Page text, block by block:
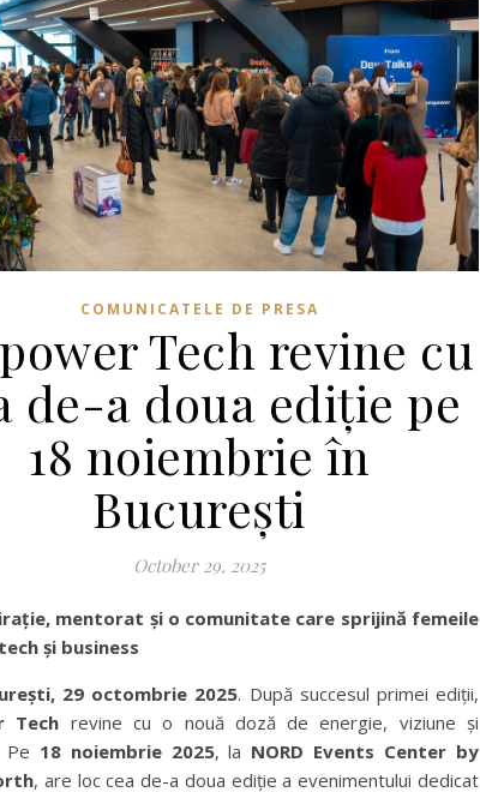
COMUNICATELE DE PRESA
Tech revine cu
de-a doua ediție pe
18 noiembrie în
București
October 29, 2025
mentorat și o comunitate care sprijină femeile
și business
29 octombrie 2025. După succesul primei ediții,
Tech revine cu o nouă doză de energie, viziune și
Pe 18 noiembrie 2025, la NORD Events Center by
, are loc cea de-a doua ediție a evenimentului dedicat